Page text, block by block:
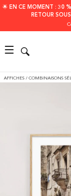
🌟 EN CE MOMENT : 30 %
RETOUR
AFFICHES / COMBINAISONS